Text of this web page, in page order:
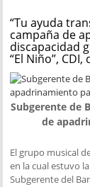
“Tu ayuda
campaña de
discapacidad
“El Niño”,
Subgerente de
de
El grupo musical
en la cual estuvo
Subgerente del